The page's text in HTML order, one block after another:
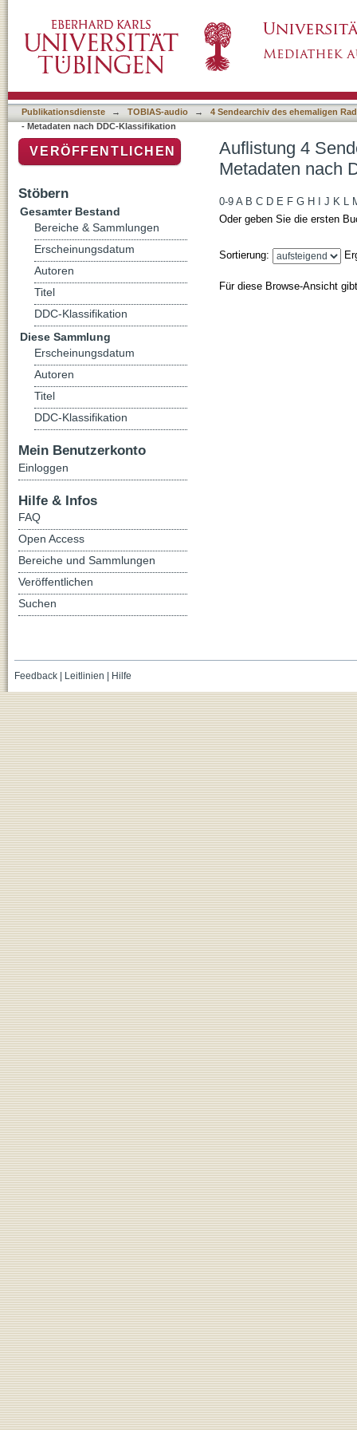
Klassifikation
Publikationsdienste → TOBIAS-audio →
4 Sendearchiv des ehemaligen
- Metadaten nach DDC-Klassifikation
Auflistung 4
Metadaten nach
0-9 A B C D E F G H J K L
Oder geben Sie die ersten
Sortierung:
Für diese Browse-Ansicht
VERÖFFENTLICHEN
Stöbern
Gesamter Bestand
Bereiche & Sammlungen
Erscheinungsdatum
Autoren
Titel
DDC-Klassifikation
Diese Sammlung
Erscheinungsdatum
Autoren
Titel
DDC-Klassifikation
Mein Benutzerkonto
Einloggen
Hilfe & Infos
FAQ
Open Access
Bereiche und Sammlungen
Veröffentlichen
Suchen
Feedback| Leitlinien | Hilfe